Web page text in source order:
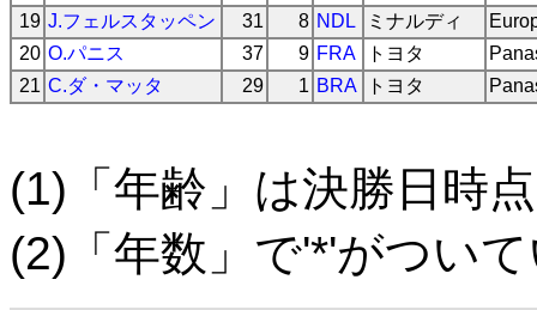
19 J.フェルスタッペン 31 8 NDL ミナルディ
20 O.パニス 37 9 FRA トヨタ
21 C.ダ・マッタ 29 1 BRA トヨタ
(1)「年齢」は決勝日時点
(2)「年数」で'*'がつい